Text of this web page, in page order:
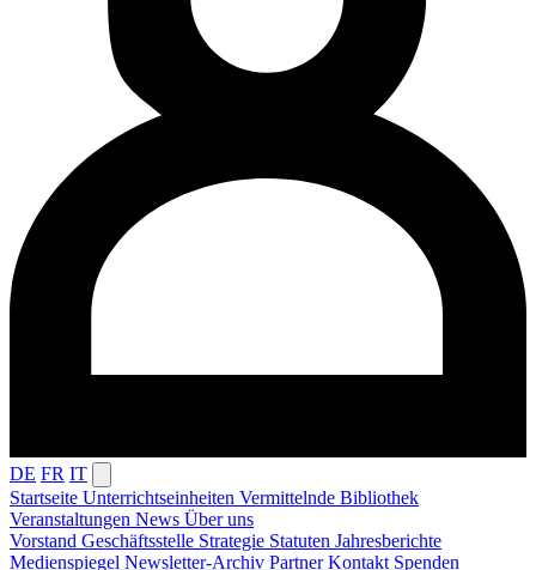
DE FR IT
Startseite Unterrichtseinheiten Vermittelnde Bibliothek
Veranstaltungen News Über uns
Vorstand Geschäftsstelle Strategie Statuten Jahresberichte
Medienspiegel Newsletter-Archiv PartnerKontakt Spenden